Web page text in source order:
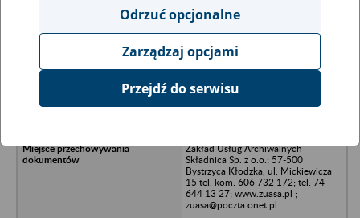
Ukryj wszystkie pozycje bazy
Biuro Podróży Zbigniew Staniszewski
Zakład Usług Archiwalnych
Składnica Sp. z o.o.; 57-500
Bystrzyca Kłodzka, ul. Mickiewicza
15 tel. kom. 606 732 172; tel. 74
644 13 27; www.zuasa.pl ;
zuasa@poczta.onet.pl
Odrzuć opcjonalne
Zarządzaj opcjami
Przejdź do serwisu